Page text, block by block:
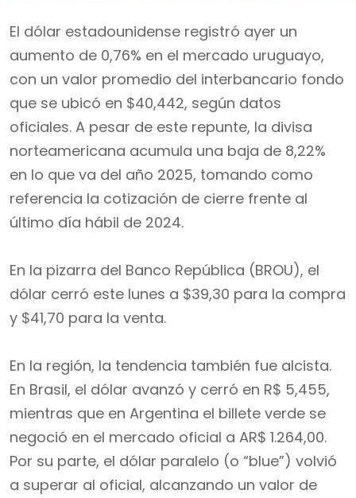
El dólar estadounidense registró ayer un
aumento de 0,76% en el mercado uruguayo,
con un valor promedio del interbancario fondo
que se ubicó en $40,442, según datos
oficiales. A pesar de este repunte, la divisa
norteamericana acumula una baja de 8,22%
en lo que va del año 2025, tomando como
referencia la cotización de cierre frente al
último día hábil de 2024.
En la pizarra del Banco República (BROU), el
dólar cerró este lunes a $39,30 para la compra
y $41,70 para la venta.
En la región, la tendencia también fue alcista.
En Brasil, el dólar avanzó y cerró en R$ 5,455,
mientras que en Argentina el billete verde se
negoció en el mercado oficial a AR$ 1.264,00.
Por su parte, el dólar paralelo (o “blue”) volvió
a superar al oficial, alcanzando un valor de